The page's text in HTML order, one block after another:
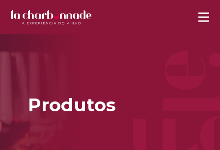
Produtos